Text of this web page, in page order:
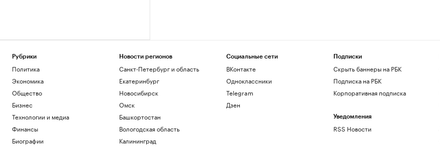
Рубрики
Политика
Экономика
Общество
Бизнес
Технологии и медиа
Финансы
Биографии
Новости регионов
Санкт-Петербург и область
Екатеринбург
Новосибирск
Омск
Башкортостан
Вологодская область
Калининград
Социальные сети
ВКонтакте
Одноклассники
Telegram
Дзен
Подписки
Скрыть баннеры на РБК
Подписка на РБК
Корпоративная подписка
Уведомления
RSS Новости